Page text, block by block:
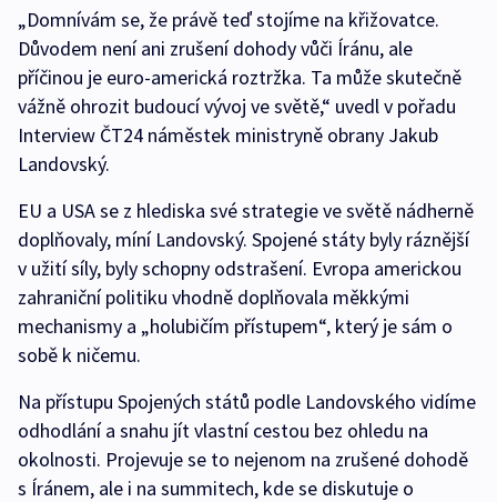
„Domnívám se, že právě teď stojíme na křižovatce.
Důvodem není ani zrušení dohody vůči Íránu, ale
příčinou je euro-americká roztržka. Ta může skutečně
vážně ohrozit budoucí vývoj ve světě,“ uvedl v pořadu
Interview ČT24 náměstek ministryně obrany Jakub
Landovský.
EU a USA se z hlediska své strategie ve světě nádherně
doplňovaly, míní Landovský. Spojené státy byly ráznější
v užití síly, byly schopny odstrašení. Evropa americkou
zahraniční politiku vhodně doplňovala měkkými
mechanismy a „holubičím přístupem“, který je sám o
sobě k ničemu.
Na přístupu Spojených států podle Landovského vidíme
odhodlání a snahu jít vlastní cestou bez ohledu na
okolnosti. Projevuje se to nejenom na zrušené dohodě
s Íránem, ale i na summitech, kde se diskutuje o